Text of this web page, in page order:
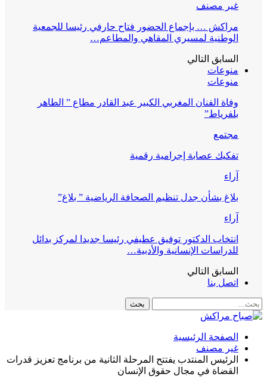
غير مصنف
مراكش … بإجماع الحضور فتاح حارفي رئيسا للجمعية
الوطنية لمسيري المقاهي والمطاعم…
السابق التالي
منوعات
منوعات
وفاة الفنان المغربي الكبير عبد القادر مطاع ” الطاهر
بلفرياط”
مجتمع
تفكيك عصابة إجرامية رقمية
آراء
بلاغ بشأن جدل تنظيم الصحافة الرياضية ” بلاغ”
آراء
انتخاب الدكتور توفيق عطيفي رئيسا جديدا لمركز بدائل
للدراسات الإنسانية والأدبية…
السابق التالي
اتصل بنا
الصفحة الرئيسية
غير مصنف
الرئيس المنتدب يفتتح المرحلة الثانية من برنامج تعزيز قدرات
القضاة في مجال حقوق الإنسان